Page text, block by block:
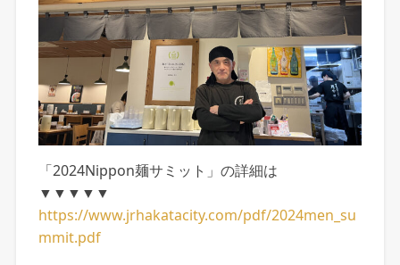
「2024Nippon麺サミット」の詳細は
▼▼▼▼▼
https://www.jrhakatacity.com/pdf/2024men_su
mmit.pdf